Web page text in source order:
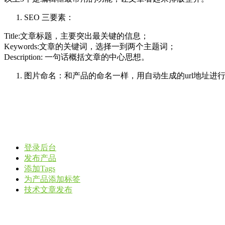
SEO 三要素：
Title:文章标题，主要突出最关键的信息；
Keywords:文章的关键词，选择一到两个主题词；
Description: 一句话概括文章的中心思想。
图片命名：和产品的命名一样，用自动生成的url地址进
登录后台
发布产品
添加Tags
为产品添加标签
技术文章发布